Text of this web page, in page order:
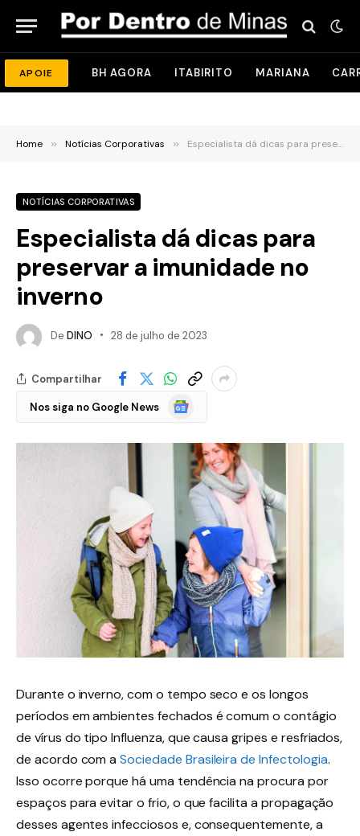
APOIE BH AGORA ITABIRITO MARIANA
Home » Notícias Corporativas » Especialista dá dicas para preservar a imunidade no inverno
NOTÍCIAS CORPORATIVAS
Especialista dá dicas para
preservar a imunidade no
inverno
De DINO 28 de julho de 2023
Compartilhar
Nos siga no Google News
Google
Notícias
Durante o inverno, com o tempo seco e os longos
períodos em ambientes fechados é comum o contágio
de vírus do tipo Influenza, que causa gripes e resfriados,
de acordo com a Sociedade Brasileira de Infectologia.
Isso ocorre porque há uma tendência na procura por
espaços para evitar o frio, o que facilita a propagação
desses agentes infecciosos e, consequentemente, a